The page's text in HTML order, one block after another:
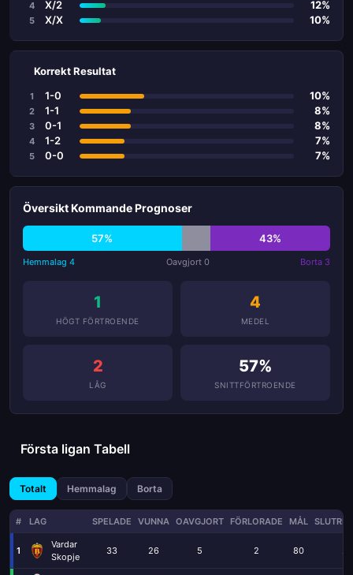
4 X/2 12%
5 X/X 10%
Korrekt Resultat
1 1-0 10%
2 1-1 8%
3 0-1 8%
4 1-2 7%
5 0-0 7%
Översikt Kommande Prognoser
57% 43%
Hemmalag 4 Oavgjort 0 Borta 3
1
HÖGT FÖRTROENDE
4
MEDEL
2
LÅG
57%
SNITTFÖRTROENDE
Första ligan Tabell
Totalt Hemmalag Borta
# LAG SPELADE VUNNA OAVGJORT FÖRLORADE MÅL
1
Vardar
Skopje
33 26 5 2 80 21